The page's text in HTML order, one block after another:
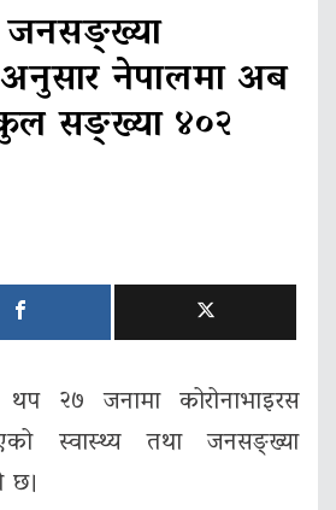
जनसङ्ख्या
नेपालमा अब
कुल सङ्ख्या ४०२
थप २७ जनामा कोरोनाभाइरस
स्वास्थ्य तथा जनसङ्ख्या
छ।